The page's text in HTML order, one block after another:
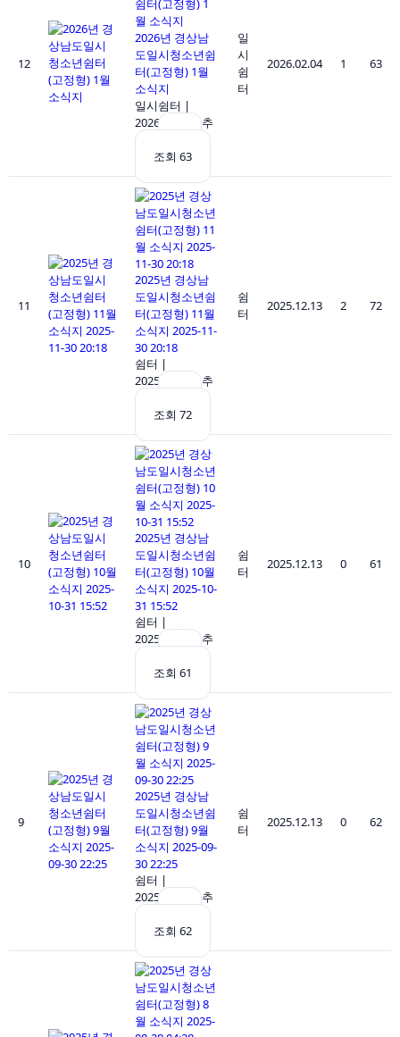
12
2026년 경상남
도일시청소년쉼
터(고정형) 1월
소식지
일시쉼터 |
2026.02.04
| 추
천 1
조회 63
일
시
쉼
터
2026.02.04 1 63
11
2025년 경상남
도일시청소년쉼
터(고정형) 11월
소식지 2025-11-
30 20:18
쉼터 |
2025.12.13
| 추
천 2
조회 72
쉼
터
2025.12.13 2 72
10
2025년 경상남
도일시청소년쉼
터(고정형) 10월
소식지 2025-10-
31 15:52
쉼터 |
2025.12.13
| 추
천 0
조회 61
쉼
터
2025.12.13 0 61
9
2025년 경상남
도일시청소년쉼
터(고정형) 9월
소식지 2025-09-
30 22:25
쉼터 |
2025.12.13
| 추
천 0
조회 62
쉼
터
2025.12.13 0 62